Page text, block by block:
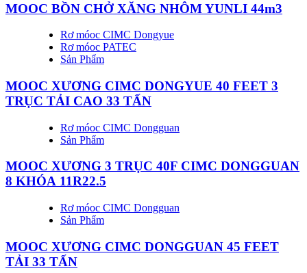
MOOC BỒN CHỞ XĂNG NHÔM YUNLI 44m3
Rơ móoc CIMC Dongyue
Rơ móoc PATEC
Sản Phẩm
MOOC XƯƠNG CIMC DONGYUE 40 FEET 3
TRỤC TẢI CAO 33 TẤN
Rơ móoc CIMC Dongguan
Sản Phẩm
MOOC XƯƠNG 3 TRỤC 40F CIMC DONGGUAN
8 KHÓA 11R22.5
Rơ móoc CIMC Dongguan
Sản Phẩm
MOOC XƯƠNG CIMC DONGGUAN 45 FEET
TẢI 33 TẤN